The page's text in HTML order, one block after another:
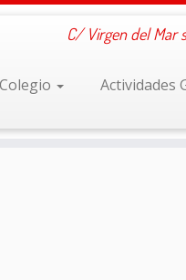
C/ Virgen del Mar
Colegio Actividades